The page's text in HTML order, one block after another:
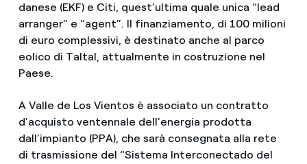
danese (EKF) e Citi, quest’ultima quale unica “lead
arranger” e “agent”. Il finanziamento, di 100 milioni
di euro complessivi, è destinato anche al parco
eolico di Taltal, attualmente in costruzione nel
Paese.
A Valle de Los Vientos è associato un contratto
d’acquisto ventennale dell’energia prodotta
dall’impianto (PPA), che sarà consegnata alla rete
di trasmissione del “Sistema Interconectado del